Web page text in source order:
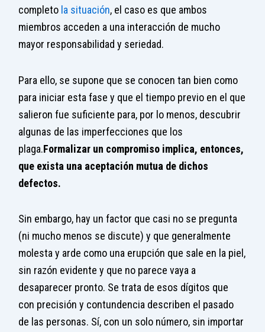
completo la situación, el caso es que ambos
miembros acceden a una interacción de mucho
mayor responsabilidad y seriedad.
Para ello, se supone que se conocen tan bien como
para iniciar esta fase y que el tiempo previo en el que
salieron fue suficiente para, por lo menos, descubrir
algunas de las imperfecciones que los
plaga.Formalizar un compromiso implica, entonces,
que exista una aceptación mutua de dichos
defectos.
Sin embargo, hay un factor que casi no se pregunta
(ni mucho menos se discute) y que generalmente
molesta y arde como una erupción que sale en la piel,
sin razón evidente y que no parece vaya a
desaparecer pronto. Se trata de esos dígitos que
con precisión y contundencia describen el pasado
de las personas. Sí, con un solo número, sin importar